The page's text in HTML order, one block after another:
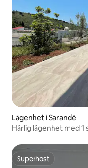
Lägenhet i Sarandë
Härlig lägenhet med 1
Superhost
Superhost